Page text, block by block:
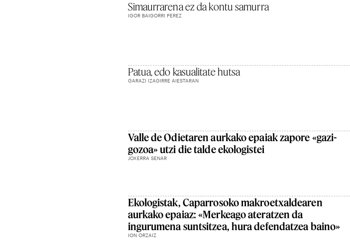
Simaurrarena ez da kontu samurra
IGOR BAIGORRI PEREZ
Patua, edo kasualitate hutsa
GARAZI IZAGIRRE AIESTARAN
Valle de Odietaren aurkako epaiak zapore «gazi-
gozoa» utzi die talde ekologistei
JOXERRA SENAR
Ekologistak, Caparrosoko makroetxaldearen
aurkako epaiaz: «Merkeago ateratzen da
ingurumena suntsitzea, hura defendatzea baino»
ION ORZAIZ